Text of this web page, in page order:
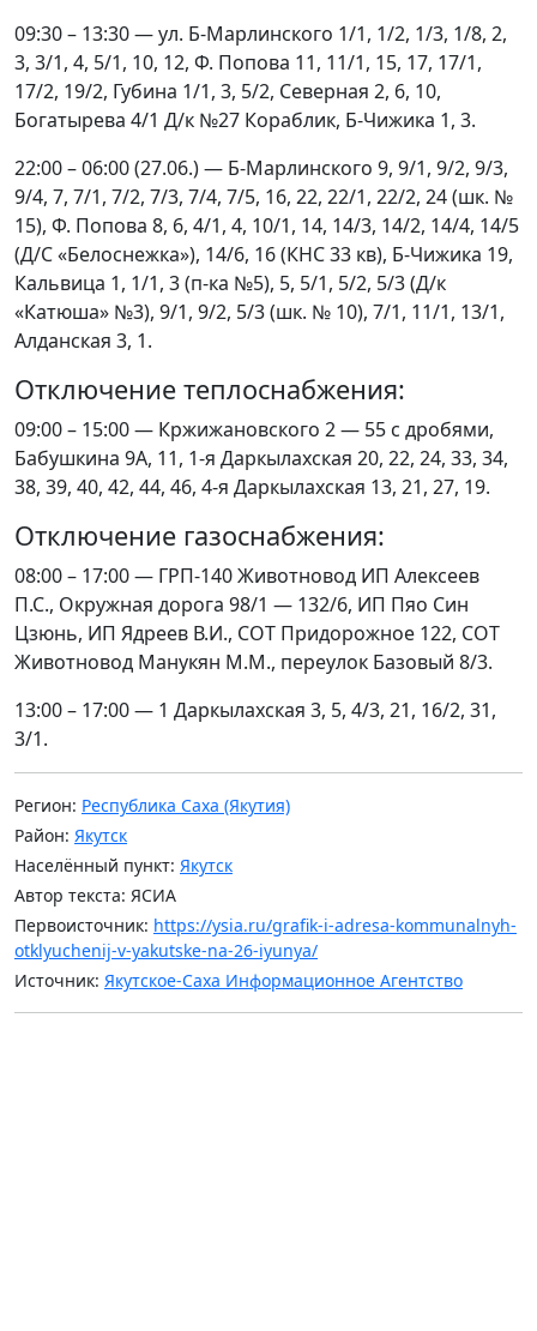
09:30 – 13:30 — ул. Б-Марлинского 1/1, 1/2, 1/3, 1/8, 2,
3, 3/1, 4, 5/1, 10, 12, Ф. Попова 11, 11/1, 15, 17, 17/1,
17/2, 19/2, Губина 1/1, 3, 5/2, Северная 2, 6, 10,
Богатырева 4/1 Д/к №27 Кораблик, Б-Чижика 1, 3.
22:00 – 06:00 (27.06.) — Б-Марлинского 9, 9/1, 9/2, 9/3,
9/4, 7, 7/1, 7/2, 7/3, 7/4, 7/5, 16, 22, 22/1, 22/2, 24 (шк. №
15), Ф. Попова 8, 6, 4/1, 4, 10/1, 14, 14/3, 14/2, 14/4, 14/5
(Д/С «Белоснежка»), 14/6, 16 (КНС 33 кв), Б-Чижика 19,
Кальвица 1, 1/1, 3 (п-ка №5), 5, 5/1, 5/2, 5/3 (Д/к
«Катюша» №3), 9/1, 9/2, 5/3 (шк. № 10), 7/1, 11/1, 13/1,
Алданская 3, 1.
Отключение теплоснабжения:
09:00 – 15:00 — Кржижановского 2 — 55 с дробями,
Бабушкина 9А, 11, 1-я Даркылахская 20, 22, 24, 33, 34,
38, 39, 40, 42, 44, 46, 4-я Даркылахская 13, 21, 27, 19.
Отключение газоснабжения:
08:00 – 17:00 — ГРП-140 Животновод ИП Алексеев
П.С., Окружная дорога 98/1 — 132/6, ИП Пяо Син
Цзюнь, ИП Ядреев В.И., СОТ Придорожное 122, СОТ
Животновод Манукян М.М., переулок Базовый 8/3.
13:00 – 17:00 — 1 Даркылахская 3, 5, 4/3, 21, 16/2, 31,
3/1.
Регион: Республика Саха (Якутия)
Район: Якутск
Населённый пункт: Якутск
Автор текста: ЯСИА
Первоисточник: https://ysia.ru/grafik-i-adresa-kommunalnyh-
otklyuchenij-v-yakutske-na-26-iyunya/
Источник: Якутское-Саха Информационное Агентство